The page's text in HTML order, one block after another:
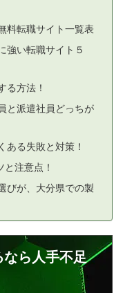
料転職サイト一覧表
強い転職サイト５
る方法！
と派遣社員どっちが
ある失敗と対策！
注意点！
びが、大分県での製
ら人手不足